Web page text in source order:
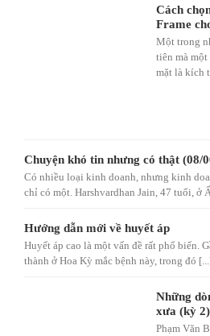
Cách
Frame
Một trong
tiên mà
mặt là kích
Chuyện khó tin nhưng có thật (08/
Có nhiều loại kinh doanh, nhưng kinh
chỉ có một. Harshvardhan Jain, 47 tuổi, ở
Hướng dẫn mới về huyết áp
Huyết áp cao là một vấn đề rất phổ biến.
thành ở Hoa Kỳ mắc bệnh này, trong đó
Những
xưa (kỳ 2)
Phạm Văn